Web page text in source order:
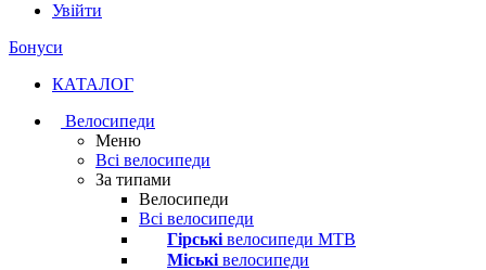
Увійти
Бонуси
КАТАЛОГ
Велосипеди
Меню
Всі велосипеди
За типами
Велосипеди
Всі велосипеди
Гірські велосипеди MTB
Міські велосипеди